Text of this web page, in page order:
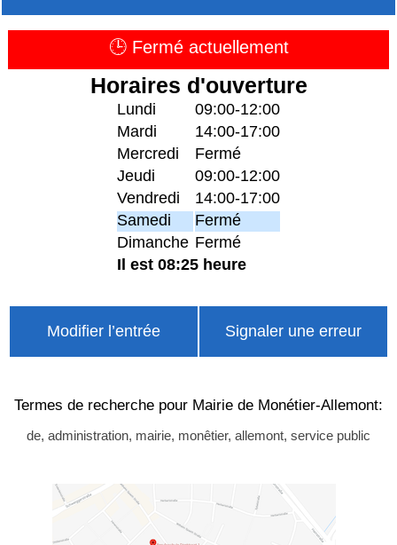
🕒 Fermé actuellement
Horaires d'ouverture
Lundi
09:00-12:00
Mardi
14:00-17:00
Mercredi
Fermé
Jeudi
09:00-12:00
Vendredi
14:00-17:00
Samedi
Fermé
Dimanche Fermé
Il est 08:25 heure
Modifier l’entrée Signaler une erreur
Termes de recherche pour Mairie de Monétier-Allemont:
de, administration, mairie, monêtier, allemont, service public